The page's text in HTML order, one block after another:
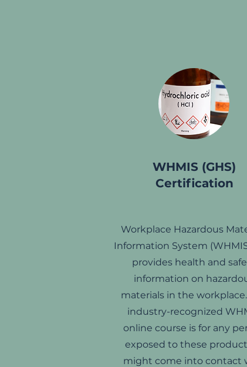
WHMIS (GHS)
Certification
Workplace Hazardous
Information System
provides health and
information on
materials in the
industry-recognized
online course is for any
exposed to these
might come into contact